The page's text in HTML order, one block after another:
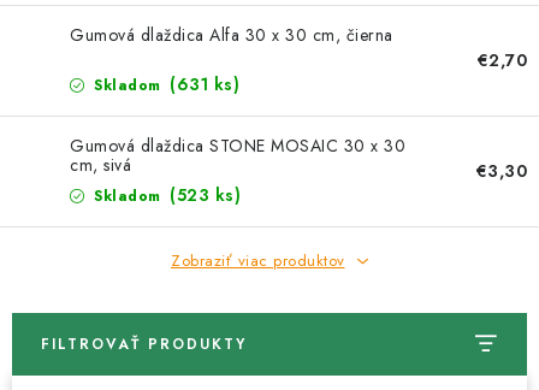
Gumová dlaždica Alfa 30 x 30 cm, čierna
Skladom (631 ks)
€2,70
Gumová dlaždica STONE MOSAIC 30 x 30
cm, sivá
Skladom (523 ks)
€3,30
Zobraziť viac produktov
FILTROVAŤ PRODUKTY